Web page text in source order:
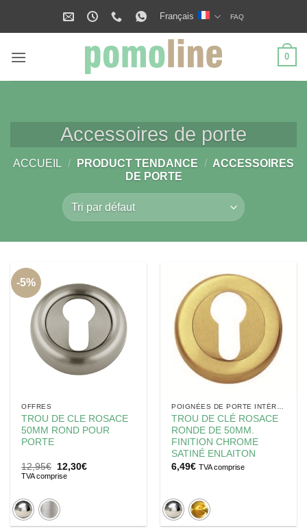
Français FAQ
0
Accessoires de porte
ACCUEIL / PRODUCT TENDANCE / ACCESSOIRES
DE PORTE
-5%
OFFRES
TROU DE CLE ROSACE
50MM ROND POUR
PORTE
12,95€ Le
prix
12,95€.
12,30€Le
TVA comprise
POIGNÉES DE PORTE INTÉRIEUR
TROU DE CLÉ ROSACE
RONDE DE 50MM.
FINITION CHROME
SATINÉ ENLAITON
6,49€ TVA comprise